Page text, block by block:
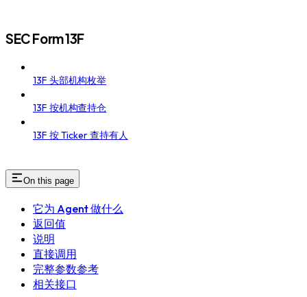
SEC Form 13F
13F 头部机构枚举
13F 按机构查持仓
13F 按 Ticker 查持有人
On this page
它为 Agent 做什么
返回值
说明
直接调用
完整参数参考
相关接口